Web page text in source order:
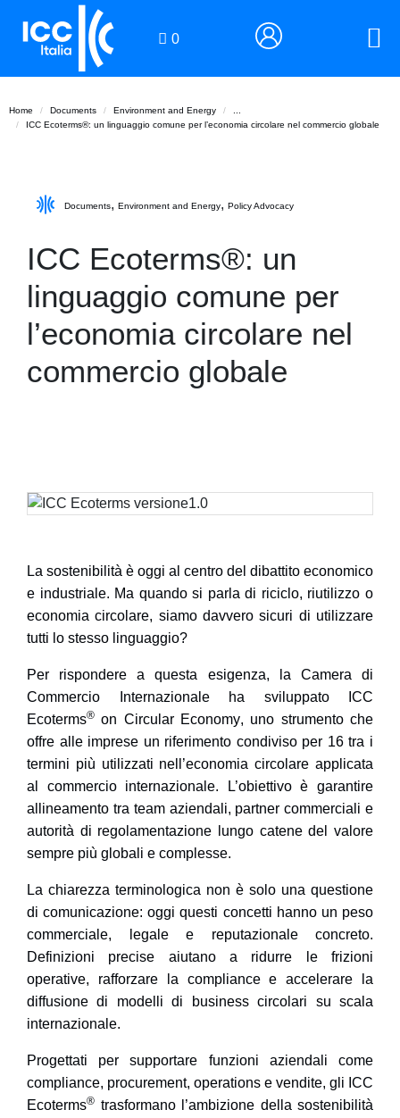
0
Home Documents Environment and Energy
...
ICC Ecoterms®: un linguaggio comune per l’economia circolare nel commercio globale
Documents, Environment and Energy, Policy Advocacy
ICC Ecoterms®: un
linguaggio comune per
l’economia circolare nel
commercio globale
La sostenibilità è oggi al centro del dibattito economico
e industriale. Ma quando si parla di riciclo, riutilizzo o
economia circolare, siamo davvero sicuri di utilizzare
tutti lo stesso linguaggio?
Per rispondere a questa esigenza, la Camera di
Commercio Internazionale ha sviluppato
ICC
Ecoterms® on Circular Economy, uno strumento che
offre alle imprese un riferimento condiviso per 16 tra i
termini più utilizzati nell’economia circolare applicata
al commercio internazionale. L’obiettivo è garantire
allineamento tra team aziendali, partner commerciali e
autorità di regolamentazione lungo catene del valore
sempre più globali e complesse.
La chiarezza terminologica non è solo una questione
di comunicazione: oggi questi concetti hanno un peso
commerciale, legale e reputazionale concreto.
Definizioni precise aiutano a ridurre le frizioni
operative, rafforzare la compliance e accelerare la
diffusione di modelli di business circolari su scala
internazionale.
Progettati per supportare funzioni aziendali come
compliance, procurement, operations e vendite, gli ICC
Ecoterms® trasformano l’ambizione della sostenibilità